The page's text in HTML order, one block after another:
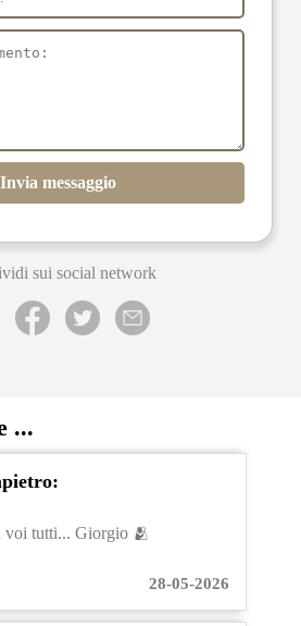
Invia messaggio
sui social network
...
voi tutti... Giorgio 🫂
28-05-2026